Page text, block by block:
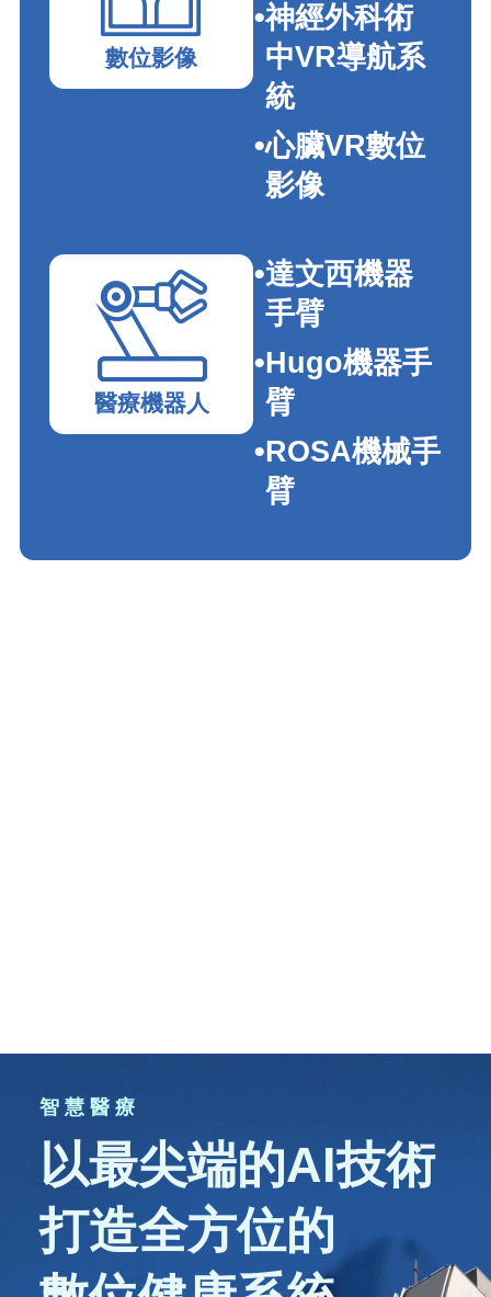
數位影像
神經外科術
中VR導航系
統
心臟VR數位
影像
醫療機器人
達文西機器
手臂
Hugo機器手
臂
ROSA機械手
臂
智 慧 醫 療
以最尖端的AI技術
打造全方位的